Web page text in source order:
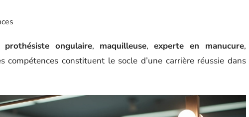
prothésiste ongulaire, maquilleuse, experte en manucure,
compétences constituent le socle d’une carrière réussie dans